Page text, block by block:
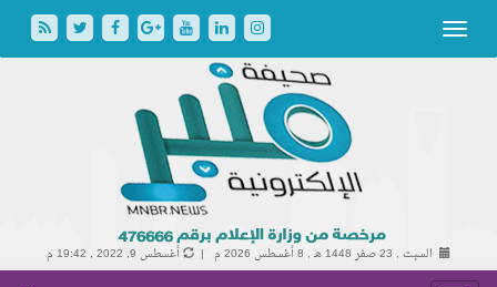
السبت , 23 صفر 1448 هـ , 8 أغسطس 2026 م | أغسطس 9, 2022 , 19:42 م